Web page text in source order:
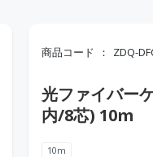
商品コード ZDQ-
光ファイバー
内/8芯) 10m
10m